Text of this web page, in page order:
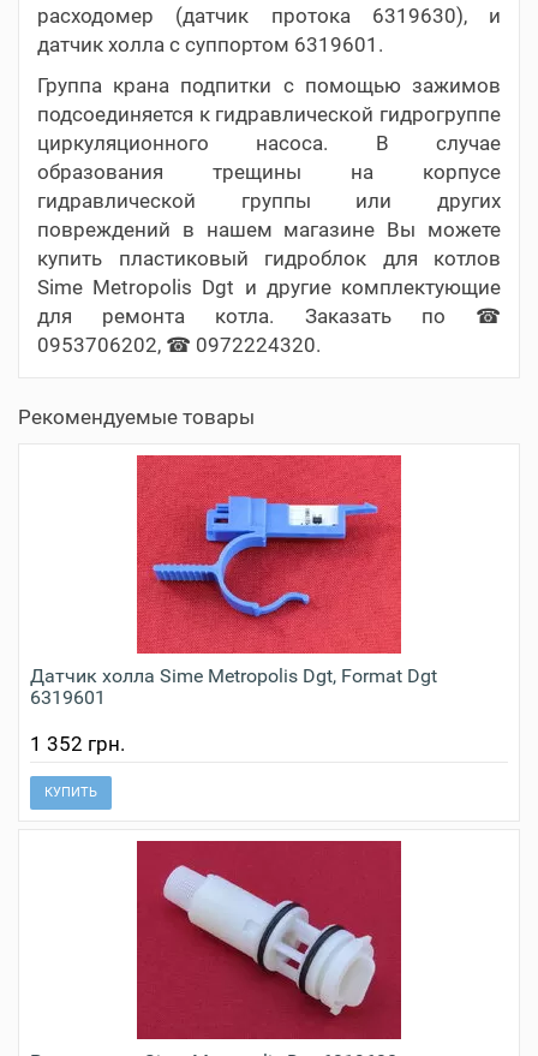
расходомер (датчик протока 6319630), и
датчик холла с суппортом 6319601.
Группа крана подпитки с помощью зажимов
подсоединяется к гидравлической гидрогруппе
циркуляционного насоса. В случае
образования трещины на корпусе
гидравлической группы или других
повреждений в нашем магазине Вы можете
купить пластиковый гидроблок для котлов
Sime Metropolis Dgt и другие комплектующие
для ремонта котла. Заказать по ☎
0953706202, ☎ 0972224320.
Рекомендуемые товары
Датчик холла Sime Metropolis Dgt, Format Dgt
6319601
1 352 грн.
КУПИТЬ